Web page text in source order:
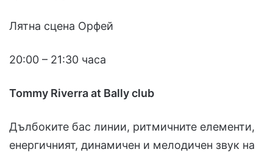
Лятна сцена Орфей
20:00 – 21:30 часа
Tommy Riverra at Bally club
Дълбоките бас линии, ритмичните елементи,
енергичният, динамичен и мелодичен звук на